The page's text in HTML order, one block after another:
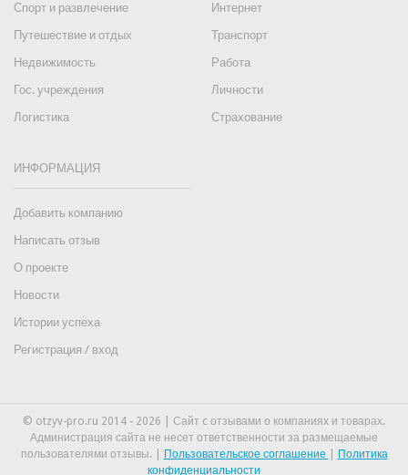
Спорт и развлечение
Интернет
Путешествие и отдых
Транспорт
Недвижимость
Работа
Гос. учреждения
Личности
Логистика
Страхование
ИНФОРМАЦИЯ
Добавить компанию
Написать отзыв
О проекте
Новости
Истории успеха
Регистрация / вход
© otzyv-pro.ru 2014 - 2026 | Сайт c отзывами о компаниях и товарах.
Администрация сайта не несет ответственности за размещаемые
пользователями отзывы. |
Пользовательское соглашение
Политика
конфиденциальности